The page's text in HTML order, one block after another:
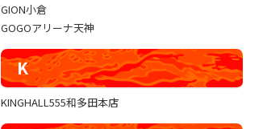
GION小倉
GOGOアリーナ天神
K
KINGHALL555和多田本店